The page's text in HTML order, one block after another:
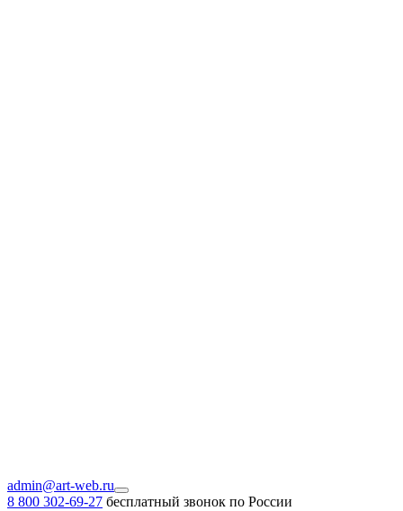
admin@art-web.ru
8 800 302-69-27 бесплатный звонок по России